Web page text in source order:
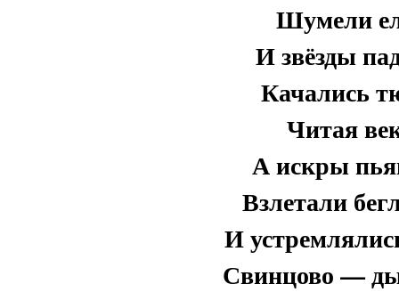
Шумели
И звёзды
Качались
Читая
А искры
Взлетали
И
Свинцово —